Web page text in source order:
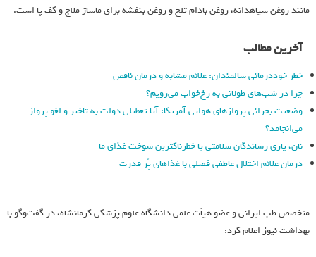
مانند روغن سیاهدانه، روغن بادام تلخ و روغن بنفشه برای ماساژ ملاج و کف پا است.
آخرین مطالب
خطر خوددرمانی سالمندان: علائم مشابه و درمان ناقص
چرا در شب‌های طولانی به رخ‌خواب می‌رویم؟
وضعیت بحرانی پروازهای هوایی آمریکا: آیا تعطیلی دولت به تاخیر و لغو پرواز
می‌انجامد؟
نان، یاری رساندگان سلامتی یا خطرناکترین سوخت غذای ما
درمان علائم اختلال عاطفی فصلی با غذاهای پُر قدرت
متخصص طب ایرانی و عضو هیأت علمی دانشگاه علوم پزشکی کرمانشاه، در گفت‌وگو با
بهداشت نیوز اعلام کرد: